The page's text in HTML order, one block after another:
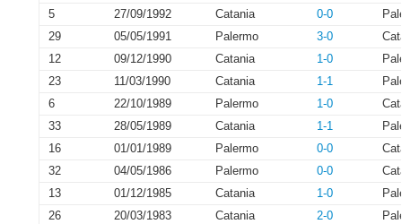
5
27/09/1992 Catania 0-0
29
05/05/1991 Palermo 3-0
12
09/12/1990 Catania 1-0
23
11/03/1990 Catania 1-1
6
22/10/1989 Palermo 1-0
33
28/05/1989 Catania 1-1
16
01/01/1989 Palermo 0-0
32
04/05/1986 Palermo 0-0
13
01/12/1985 Catania 1-0
26
20/03/1983 Catania 2-0